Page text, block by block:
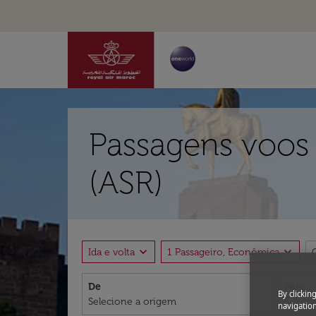
Passagens
(ASR)
Ida e volta expand_more 1 Passageiro, Econômicaexpand_more
De
By